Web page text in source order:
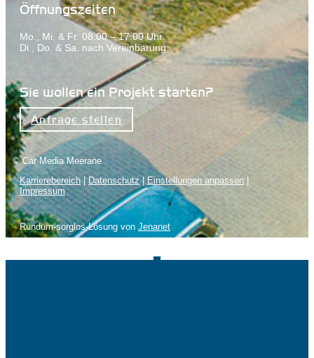
Öffnungszeiten
Mo., Mi. & Fr. 08.00 – 17.00 Uhr
Di., Do. & Sa. nach Vereinbarung
Sie wollen ein Projekt starten?
Anfrage stellen
© Car Media Meerane
Karrierebereich |Datenschutz | Einstellungen anpassen |
Impressum
Rundum-sorglos-Lösung von Jenanet